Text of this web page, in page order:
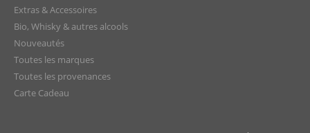
Extras & Accessoires
Bio, Whisky & autres alcools
Nouveautés
Toutes les marques
Toutes les provenances
Carte Cadeau